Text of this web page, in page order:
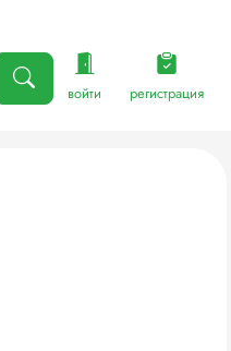
войти регистрация